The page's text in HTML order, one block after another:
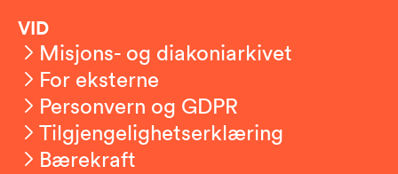
VID
Misjons- og diakoniarkivet
For eksterne
Personvern og GDPR
Tilgjengelighetserklæring
Bærekraft